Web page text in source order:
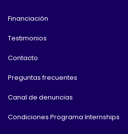
Financiación
Testimonios
Contacto
Preguntas frecuentes
Canal de denuncias
Condiciones Programa Internships